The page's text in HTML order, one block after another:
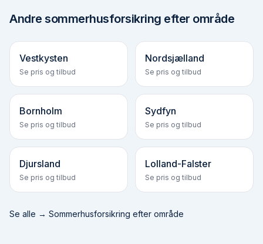
Andre sommerhusforsikring efter område
Vestkysten
Se pris og tilbud
Nordsjælland
Se pris og tilbud
Bornholm
Se pris og tilbud
Sydfyn
Se pris og tilbud
Djursland
Se pris og tilbud
Lolland-Falster
Se pris og tilbud
Se alle → Sommerhusforsikring efter område